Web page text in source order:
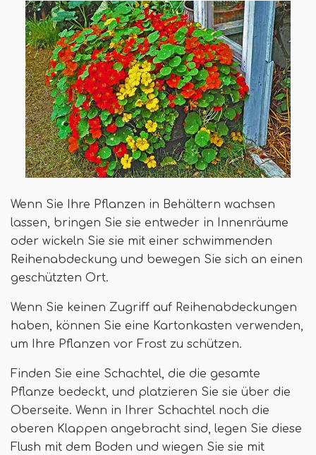
Wenn Sie Ihre Pflanzen in Behältern wachsen
lassen, bringen Sie sie entweder in Innenräume
oder wickeln Sie sie mit einer schwimmenden
Reihenabdeckung und bewegen Sie sich an einen
geschützten Ort.
Wenn Sie keinen Zugriff auf Reihenabdeckungen
haben, können Sie eine Kartonkasten verwenden,
um Ihre Pflanzen vor Frost zu schützen.
Finden Sie eine Schachtel, die die gesamte
Pflanze bedeckt, und platzieren Sie sie über die
Oberseite. Wenn in Ihrer Schachtel noch die
oberen Klappen angebracht sind, legen Sie diese
Flush mit dem Boden und wiegen Sie sie mit